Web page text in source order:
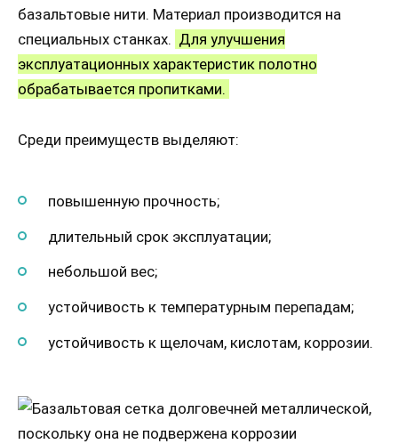
базальтовые нити. Материал производится на
специальных станках. Для улучшения
эксплуатационных характеристик полотно
обрабатывается пропитками.
Среди преимуществ выделяют:
повышенную прочность;
длительный срок эксплуатации;
небольшой вес;
устойчивость к температурным перепадам;
устойчивость к щелочам, кислотам, коррозии.